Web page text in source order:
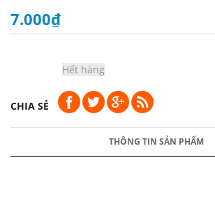
7.000₫
Hết hàng
CHIA SẺ
THÔNG TIN SẢN PHẨM